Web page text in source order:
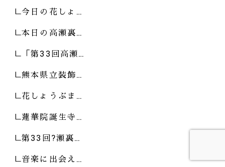
今日の花しょ…
本日の高瀬裏…
「第33回高瀬…
熊本県立装飾…
花しょうぶま…
蓮華院誕生寺…
第33回?瀬裏…
音楽に出会え…